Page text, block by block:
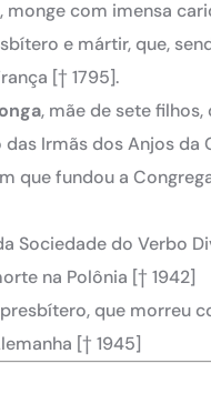
, monge com imensa
e mártir, que,
[† 1795].
, mãe de sete
Irmãs dos Anjos da
que fundou a
Sociedade do Verbo
na Polônia [† 1942]
que morreu
[† 1945]